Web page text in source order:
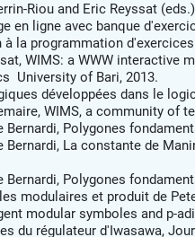
Riou and Eric Reyssat (eds.)
en ligne avec banque
à la programmation
WIMS: a WWW interactive
University of Bari, 2013.
développées dans le
WIMS, a community of
Polygones
Bernardi, La constante de
Polygones
modulaires et produit de
modular symboles and p-
du régulateur d'Iwasawa,